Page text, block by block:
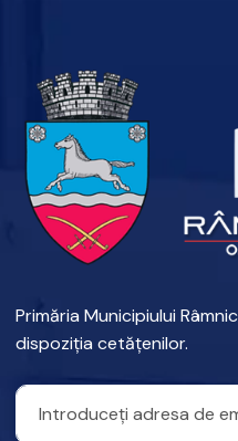
Primăria Municipiului
dispoziția cetățenilor.